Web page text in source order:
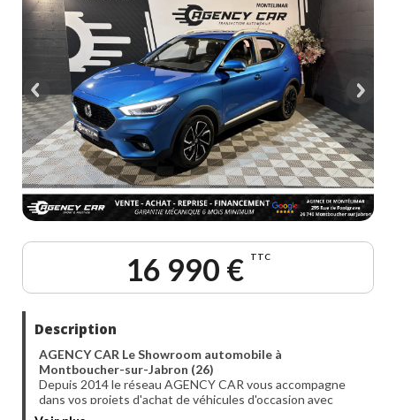
16 990 € TTC
Description
AGENCY CAR Le Showroom automobile à
Montboucher-sur-Jabron (26)
Depuis 2014 le réseau AGENCY CAR vous accompagne
dans vos projets d'achat de véhicules d'occasion avec
sérieux et transparence.